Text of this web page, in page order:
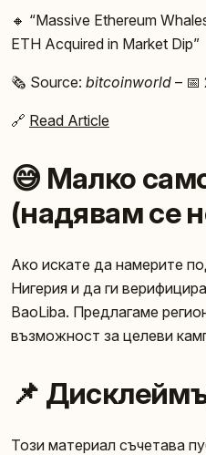
🔸 “Massive Ethereum
ETH Acquired in Market Dip”
🗞️ Source: bitcoinworld – 📅
🔗 Read Article
😅 Малко
(надявам се
Ако искате да намерите
Нигерия и да ги
BaoLiba. Предлагаме
възможност за целеви
📌
Този материал съчетава